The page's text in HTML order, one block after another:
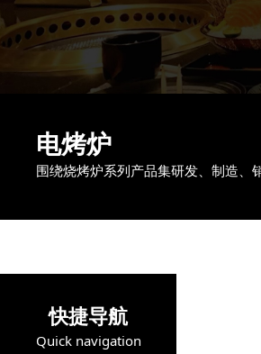
电烤炉
围绕烧烤炉系列产品集研发、制造、
快捷导航
Quick navigation